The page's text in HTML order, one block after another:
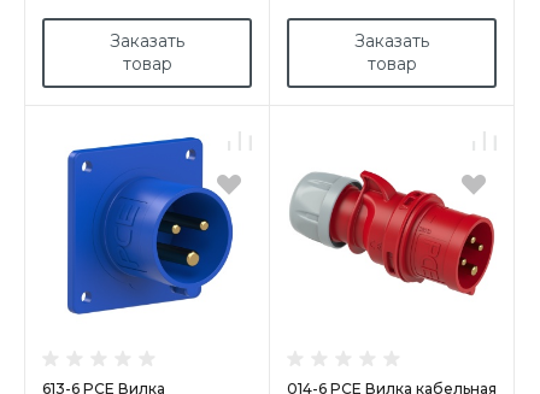
Заказать
товар
Заказать
товар
613-6 PCE Вилка
014-6 PCE Вилка кабельная